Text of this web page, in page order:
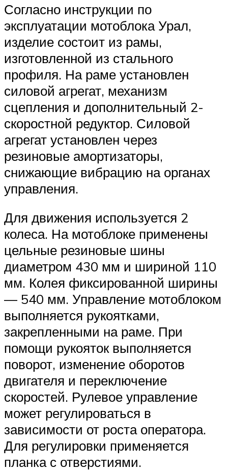
Согласно инструкции по
эксплуатации мотоблока Урал,
изделие состоит из рамы,
изготовленной из стального
профиля. На раме установлен
силовой агрегат, механизм
сцепления и дополнительный 2-
скоростной редуктор. Силовой
агрегат установлен через
резиновые амортизаторы,
снижающие вибрацию на органах
управления.
Для движения используется 2
колеса. На мотоблоке применены
цельные резиновые шины
диаметром 430 мм и шириной 110
мм. Колея фиксированной ширины
— 540 мм. Управление мотоблоком
выполняется рукоятками,
закрепленными на раме. При
помощи рукояток выполняется
поворот, изменение оборотов
двигателя и переключение
скоростей. Рулевое управление
может регулироваться в
зависимости от роста оператора.
Для регулировки применяется
планка с отверстиями.